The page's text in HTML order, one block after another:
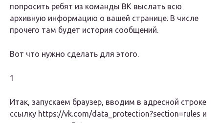
попросить ребят из команды ВК выслать всю
архивную информацию о вашей странице. В числе
прочего там будет история сообщений.
Вот что нужно сделать для этого.
1
Итак, запускаем браузер, вводим в адресной строке
ссылку https://vk.com/data_protection?section=rules и